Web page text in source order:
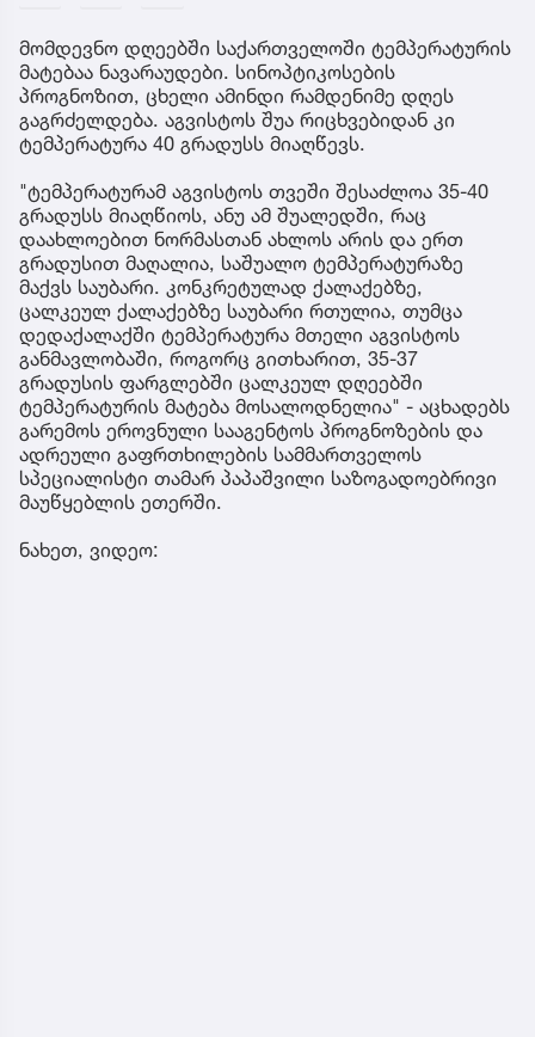
მომდევნო დღეებში საქართველოში ტემპერატურის
მატებაა ნავარაუდები. სინოპტიკოსების
პროგნოზით, ცხელი ამინდი რამდენიმე დღეს
გაგრძელდება. აგვისტოს შუა რიცხვებიდან კი
ტემპერატურა 40 გრადუსს მიაღწევს.
"ტემპერატურამ აგვისტოს თვეში შესაძლოა 35-40
გრადუსს მიაღწიოს, ანუ ამ შუალედში, რაც
დაახლოებით ნორმასთან ახლოს არის და ერთ
გრადუსით მაღალია, საშუალო ტემპერატურაზე
მაქვს საუბარი. კონკრეტულად ქალაქებზე,
ცალკეულ ქალაქებზე საუბარი რთულია, თუმცა
დედაქალაქში ტემპერატურა მთელი აგვისტოს
განმავლობაში, როგორც გითხარით, 35-37
გრადუსის ფარგლებში ცალკეულ დღეებში
ტემპერატურის მატება მოსალოდნელია" - აცხადებს
გარემოს ეროვნული სააგენტოს პროგნოზების და
ადრეული გაფრთხილების სამმართველოს
სპეციალისტი თამარ პაპაშვილი საზოგადოებრივი
მაუწყებლის ეთერში.
ნახეთ, ვიდეო: